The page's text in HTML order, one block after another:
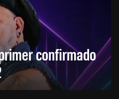
confirmado